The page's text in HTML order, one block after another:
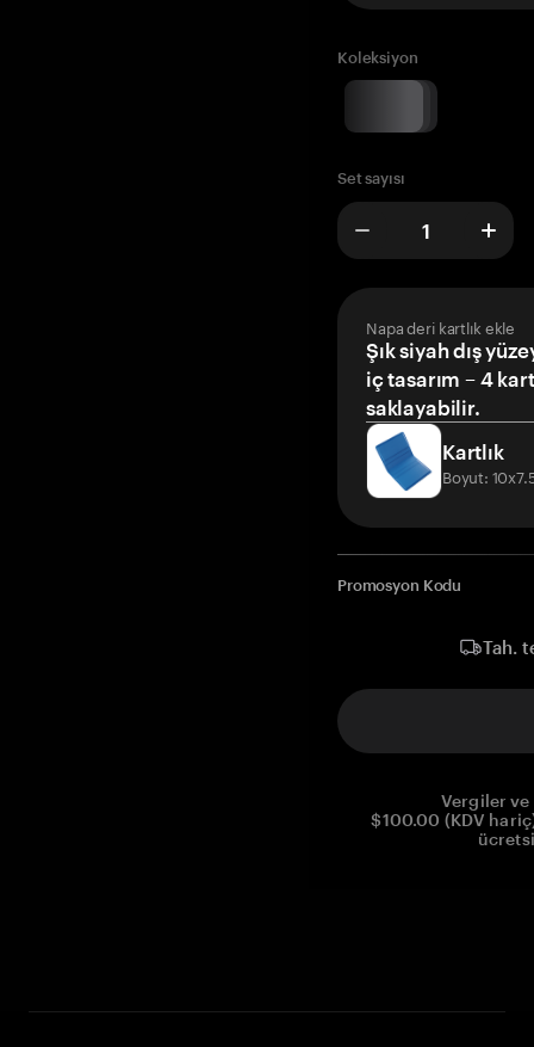
Koleksiyon
Set sayısı
Napa deri kartlık ekle
Şık siyah dış
iç tasarım – 4
saklayabilir.
Kartlık
Boyut:
Promosyon Kodu
Tah.
Vergiler
$100.00 (KDV